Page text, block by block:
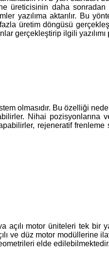
üreticisinin daha
yazılıma aktarılır. Bu
üretim döngüsü
gerçekleştirip ilgili yazılımı
olmasıdır. Bu özelliği
Nihai
rejeneratif
motor üniteleri tek bir
ve düz motor modüllerine
elde